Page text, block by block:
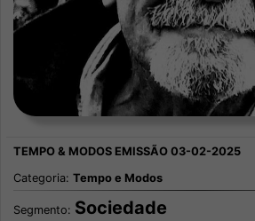
Categoria: Tempo e Modos
Segmento: Sociedade